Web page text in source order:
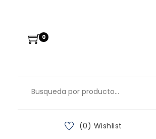
0
(0) Wishlist